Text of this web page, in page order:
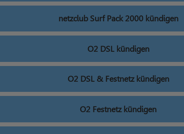
netzclub Surf Pack 2000 kündigen
O2 DSL kündigen
O2 DSL & Festnetz kündigen
O2 Festnetz kündigen